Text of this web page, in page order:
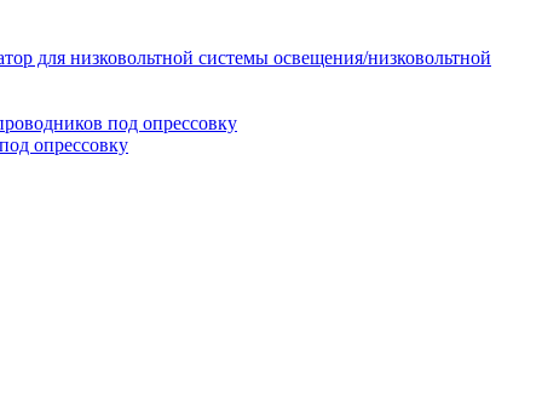
для низковольтной системы освещения/низковольтной
под опрессовку
опрессовку